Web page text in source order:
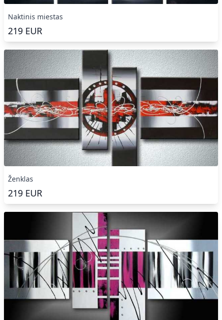
Naktinis miestas
219 EUR
Ženklas
219 EUR